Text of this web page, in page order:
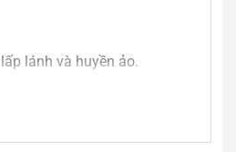
lánh và huyền ảo.